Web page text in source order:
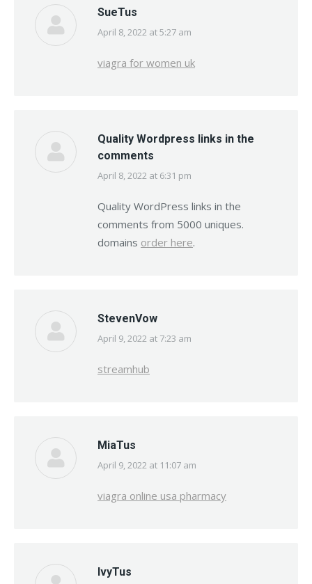
SueTus
says:
April 8, 2022 at 5:27 am
viagra for women uk
Quality Wordpress links in the
comments
says:
April 8, 2022 at 6:31 pm
Quality WordPress links in the
comments from 5000 uniques.
domains order here.
StevenVow
says:
April 9, 2022 at 7:23 am
streamhub
MiaTus
says:
April 9, 2022 at 11:07 am
viagra online usa pharmacy
IvyTus